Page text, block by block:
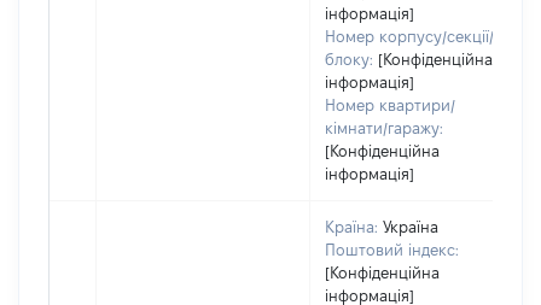
інформація]
Номер корпусу/секції/
блоку: [Конфіденційна
інформація]
Номер квартири/
кімнати/гаражу:
[Конфіденційна
інформація]
Країна: Україна
Поштовий індекс:
[Конфіденційна
інформація]